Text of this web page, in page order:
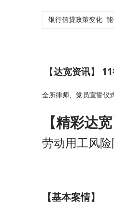
银行信贷政策变化 能
【达宽资讯】 11
全所律师、党员宣誓仪
【精彩达宽
劳动用工风险
【基本案情】